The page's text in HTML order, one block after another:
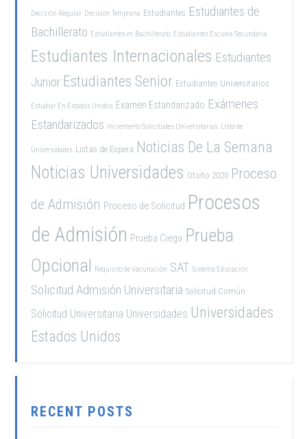
Decisión Regular Decisión Temprana Estudiantes Estudiantes de
Bachillerato Estudiantes en Bachillerato Estudiantes Escuela Secundaria
Estudiantes Internacionales Estudiantes
Junior Estudiantes Senior Estudiantes Universitarios
Estudiar En Estados Unidos Examen Estandarizado Exámenes
Estandarizados Incremento Solicitudes Universitarias Lista de
Universidades Listas de Espera Noticias De La Semana
Noticias Universidades Otoño 2020 Proceso
de Admisión Proceso de Solicitud Procesos
de Admisión Prueba Ciega Prueba
Opcional Requisito de Vacunación SAT Sistema Educación
Solicitud Admisión Universitaria Solicitud Común
Solicitud Universitaria Universidades Universidades
Estados Unidos
RECENT POSTS